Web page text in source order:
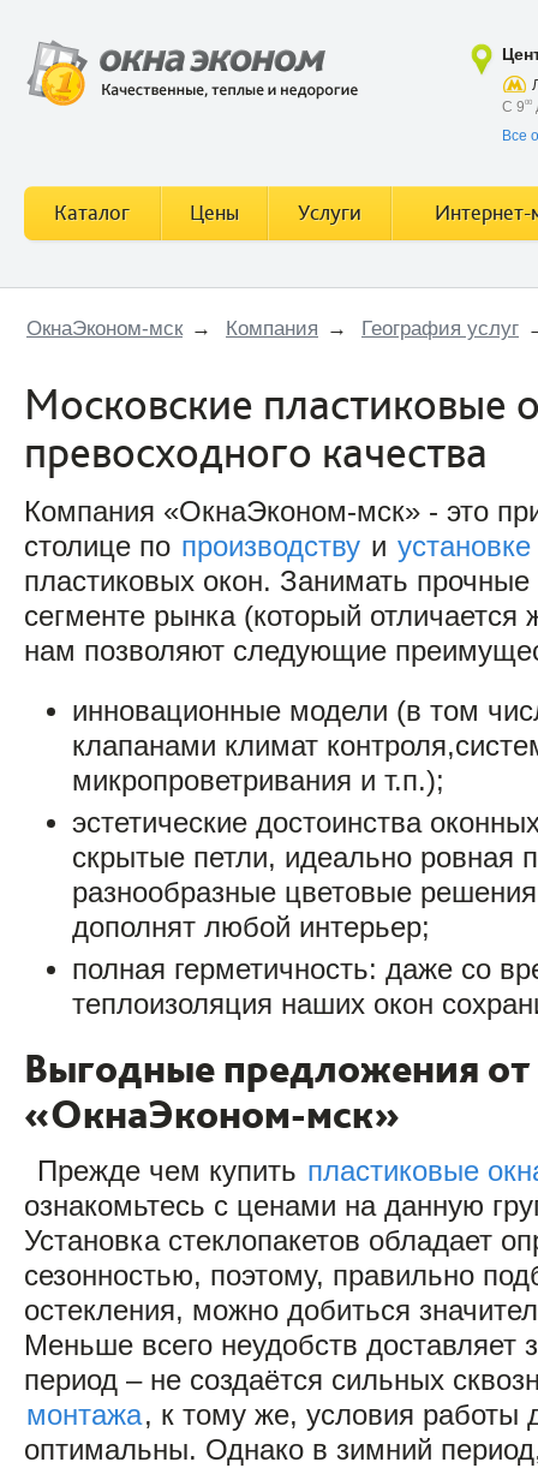
ОкнаЭконом-мск → Компания → География услуг
Московские пластиковые
превосходного качества
Компания «ОкнаЭконом-мск» - это
столице по производству и установке
пластиковых окон. Занимать
сегменте рынка (который отличается
нам позволяют следующие
инновационные модели (в том
клапанами климат
микропроветривания и т.п.);
эстетические достоинства
скрытые петли, идеально ровная
разнообразные цветовые
дополнят любой интерьер;
полная герметичность: даже со
теплоизоляция наших окон
Выгодные предложения
«ОкнаЭконом-мск»
Прежде чем купить пластиковые
ознакомьтесь с ценами на данную
Установка стеклопакетов обладает
сезонностью, поэтому, правильно
остекления, можно добиться
Меньше всего неудобств доставляет
период – не создаётся сильных
монтажа, к тому же, условия работы
оптимальны. Однако в зимний
С 900
Все
Каталог Цены Услуги Интернет-